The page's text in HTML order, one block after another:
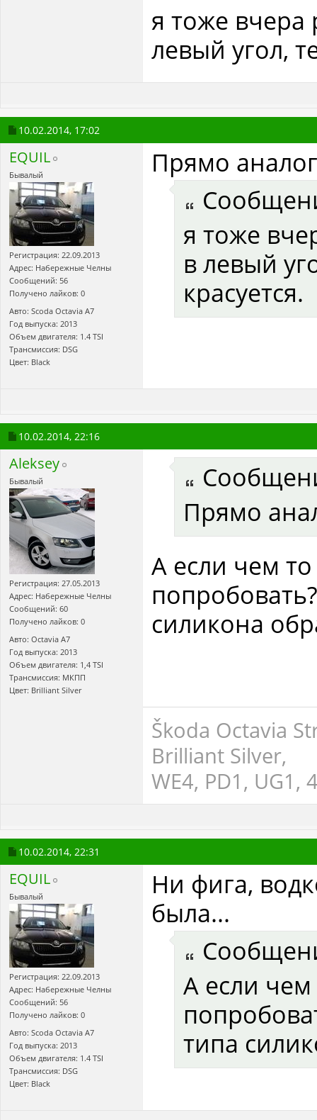
я тоже вчера
левый угол,
10.02.2014, 17:02
EQUIL
Бывалый
Регистрация: 22.09.2013
Адрес: Набережные Челны
Сообщений: 56
Получено лайков: 0
Авто: Scoda Octavia A7
Год выпуска: 2013
Объем двигателя: 1.4 TSI
Трансмиссия: DSG
Цвет: Black
Прямо
я тоже
в левый
красуется.
10.02.2014, 22:16
Aleksey
Бывалый
Регистрация: 27.05.2013
Адрес: Набережные Челны
Сообщений: 60
Получено лайков: 0
Авто: Octavia A7
Год выпуска: 2013
Объем двигателя: 1,4 TSI
Трансмиссия: МКПП
Цвет: Brilliant Silver
Прямо
А если чем
силикона
Škoda Octavia
Brilliant Silver,
WE4, РD1, UG1,
10.02.2014, 22:31
EQUIL
Бывалый
Регистрация: 22.09.2013
Адрес: Набережные Челны
Сообщений: 56
Получено лайков: 0
Авто: Scoda Octavia A7
Год выпуска: 2013
Объем двигателя: 1.4 TSI
Трансмиссия: DSG
Цвет: Black
Ни фига,
была...
А если
типа